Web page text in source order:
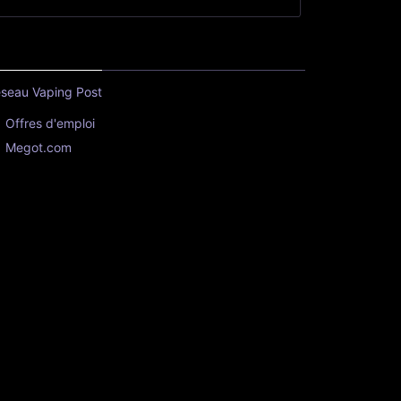
Vaping Post
Offres d'emploi
Megot.com